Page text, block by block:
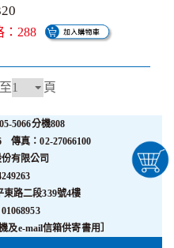
：288
頁
5066分機808
傳真：02-27066100
份有限公司
東路二段339號4樓
及e-mail信箱供寄書用］